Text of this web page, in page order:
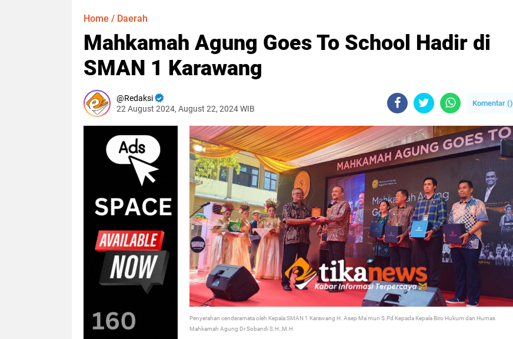
Home / Daerah
Mahkamah Agung Goes To School Hadir di
SMAN 1 Karawang
Redaksi
22 August 2024, August 22, 2024 WIB
Komentar ()
Penyerahan cenderamata oleh Kepala SMAN 1 Karawang H. Asep Ma'mun S.Pd Kepada Kepala Biro Hukum dan Humas
Mahkamah Agung Dr Sobandi S.H.,M.H